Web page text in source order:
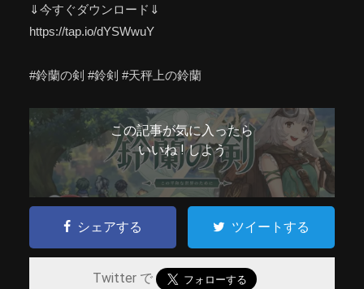
⇓今すぐダウンロード⇓
https://tap.io/dYSWwuY
#鈴蘭の剣 #鈴剣 #天秤上の鈴蘭
この記事が気に入ったら
いいね ! しよう
シェアする ツイートする
Twitter で